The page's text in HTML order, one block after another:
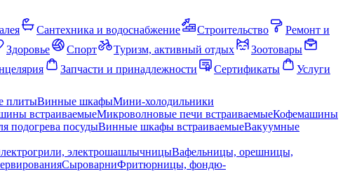
Сантехника и водоснабжение Строительство
Ремонт и
Здоровье Спорт Туризм, активный отдых
Зоотовары
Запчасти и принадлежности Сертификаты
Услуги
плитыВинные шкафыМини-холодильники
встраиваемыеМикроволновые печи встраиваемыеКофемашины
подогрева посудыВинные шкафы встраиваемыеВакуумные
электрошашлычницыВафельницы, орешницы,
СыроварниФритюрницы, фондю-